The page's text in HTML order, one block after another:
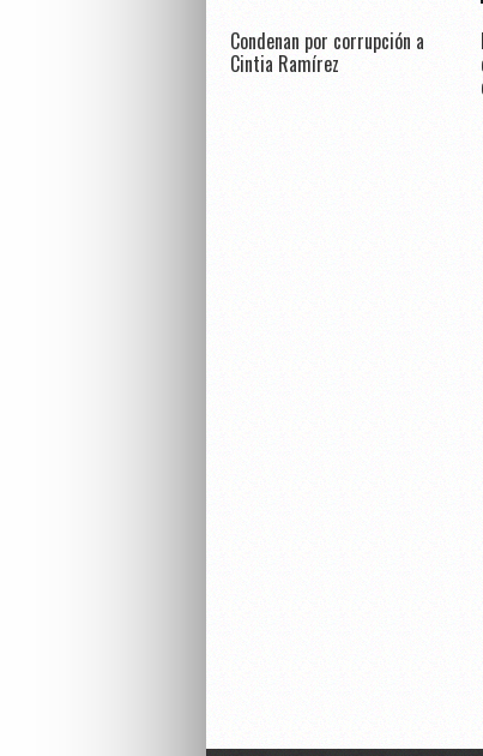
Condenan por corrupción a
Cintia Ramírez